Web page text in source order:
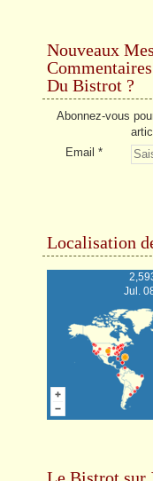
Nouveaux
Du Bistrot ?
Abonnez-vous
Email
Localisation
Jul.